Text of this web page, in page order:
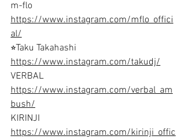
m-flo
https://www.instagram.com/mflo_offici
al/
⭐︎Taku Takahashi
https://www.instagram.com/takudj/
VERBAL
https://www.instagram.com/verbal_am
bush/
KIRINJI
https://www.instagram.com/kirinji_offic